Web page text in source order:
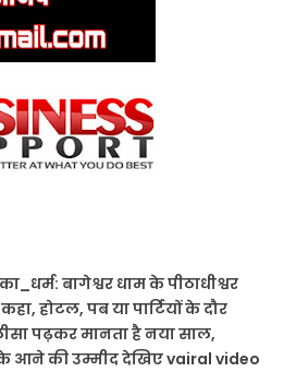
बागेश्वर धाम के पीठाधीश्वर
होटल, पब या पार्टियों के दौर
पढ़कर मानता है नया साल,
के आने की उम्मीद देखिए vairal video